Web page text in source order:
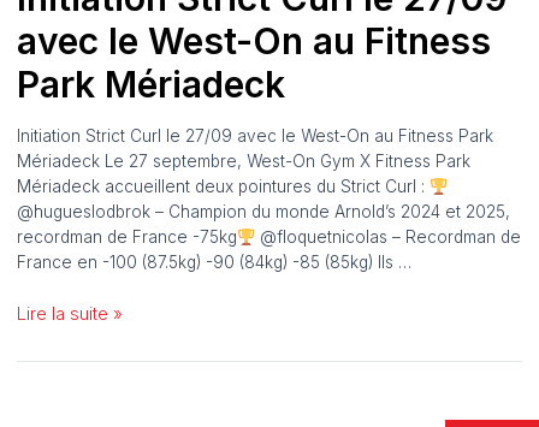
avec le West-On au Fitness
Park Mériadeck
Initiation Strict Curl le 27/09 avec le West-On au Fitness Park
Mériadeck Le 27 septembre, West-On Gym X Fitness Park
Mériadeck accueillent deux pointures du Strict Curl :
@hugueslodbrok – Champion du monde Arnold’s 2024 et 2025,
recordman de France -75kg
@floquetnicolas – Recordman de
France en -100 (87.5kg) -90 (84kg) -85 (85kg) Ils …
Initiation
Curl
Lire la suite »